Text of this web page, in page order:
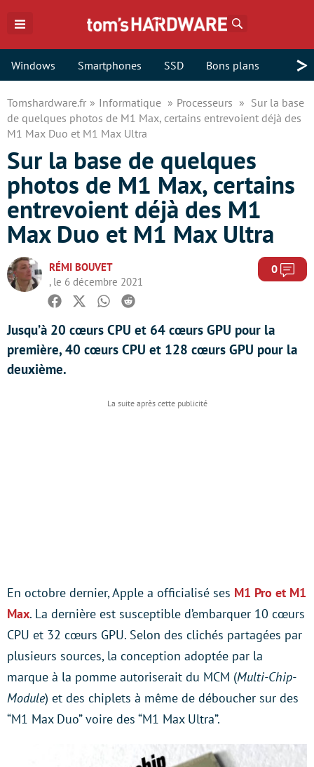
Windows Smartphones SSD Bons plans >
Tomshardware.fr Informatique Processeurs
Sur la base
de quelques photos de M1 Max, certains entrevoient déjà des
M1 Max Duo et M1 Max Ultra
Sur la base de quelques
photos de M1 Max, certains
entrevoient déjà des M1
Max Duo et M1 Max Ultra
RÉMI BOUVET
, le 6 décembre 2021
0
Facebook
TwitterWhatsapp
Reddit
Jusqu’à 20 cœurs CPU et 64 cœurs GPU pour la
première, 40 cœurs CPU et 128 cœurs GPU pour la
deuxième.
En octobre dernier, Apple a officialisé ses M1 Pro et M1
Max. La dernière est susceptible d’embarquer 10 cœurs
CPU et 32 cœurs GPU. Selon des clichés partagées par
plusieurs sources, la conception adoptée par la
marque à la pomme autoriserait du MCM (Multi-Chip-
Module) et des chiplets à même de déboucher sur des
“M1 Max Duo” voire des “M1 Max Ultra”.